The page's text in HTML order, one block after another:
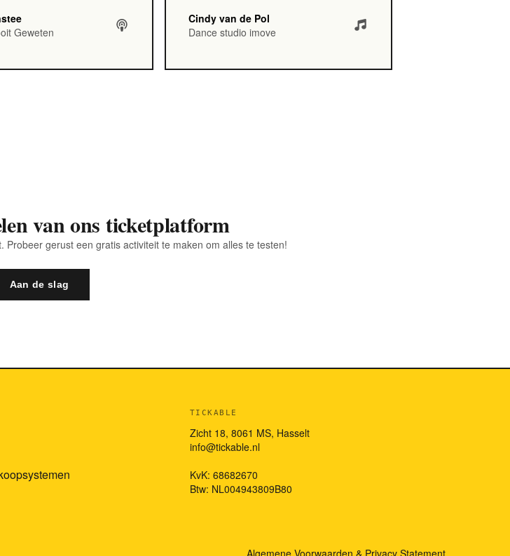
Geweten
Cindy van de Pol
Dance studio imove
van ons ticketplatform
gerust een gratis activiteit te maken om alles te testen!
Aan de slag
TICKABLE
Zicht 18, 8061 MS, Hasselt
info@tickable.nl
KvK: 68682670
Btw: NL004943809B80
Algemene Voorwaarden & Privacy Statement